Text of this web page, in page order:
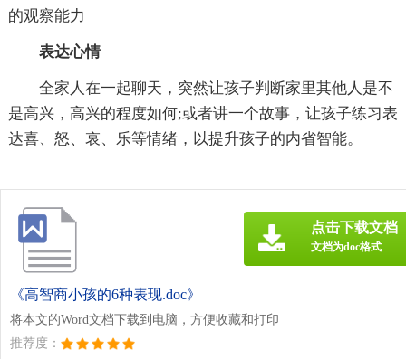
的观察能力
表达心情
全家人在一起聊天，突然让孩子判断家里其他人是不
是高兴，高兴的程度如何;或者讲一个故事，让孩子练习表
达喜、怒、哀、乐等情绪，以提升孩子的内省智能。
《高智商小孩的6种表现.doc》
将本文的Word文档下载到电脑，方便收藏和打印
推荐度：
点击下载文档
文档为doc格式